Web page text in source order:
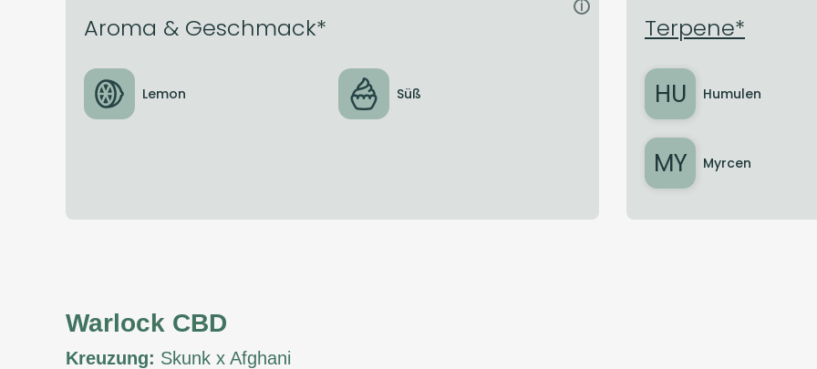
Aroma & Geschmack*
i
Lemon Süß
Terpene*
HU Humulen
MY Myrcen
Warlock CBD
Kreuzung: Skunk x Afghani